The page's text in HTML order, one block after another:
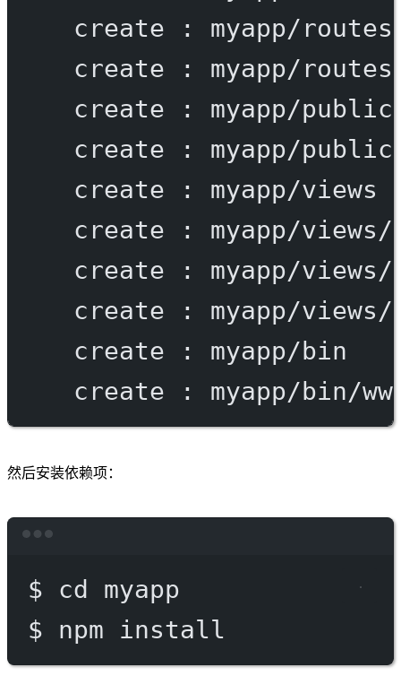
create
:
myapp/
create
:
myapp/
create
:
myapp/
create
:
myapp/
create
:
myapp/views
create
:
myapp/
create
:
myapp/
create
:
myapp/
create
:
myapp/bin
create
: myapp/bin/
然后安装依赖项：
$ cd
myapp
$
npm install